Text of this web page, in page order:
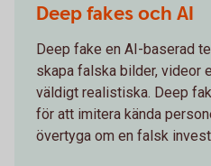
Deep fakes och AI
Deep fake en AI-baserad
skapa falska bilder, videor
väldigt realistiska. Deep
för att imitera kända
övertyga om en falsk